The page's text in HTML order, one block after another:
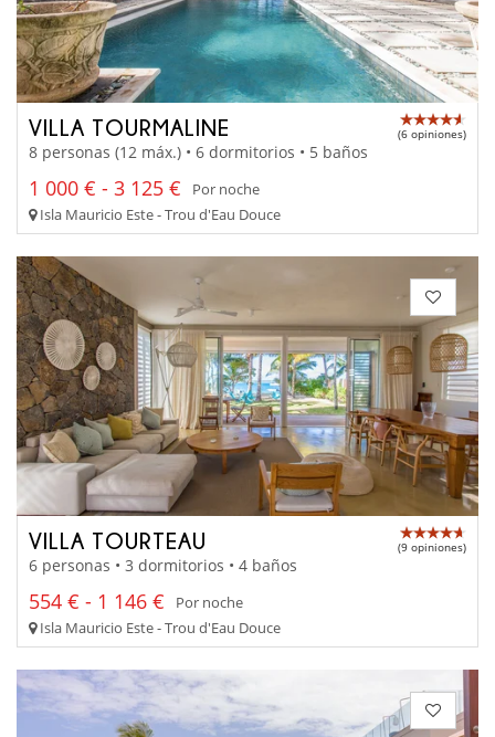
VILLA TOURMALINE (6 opiniones)
8 personas (12 máx.) • 6 dormitorios • 5 baños
1 000 € - 3 125 €
Por noche
Isla Mauricio Este - Trou d'Eau Douce
VILLA TOURTEAU (9 opiniones)
6 personas • 3 dormitorios • 4 baños
554 € - 1 146 €
Por noche
Isla Mauricio Este - Trou d'Eau Douce